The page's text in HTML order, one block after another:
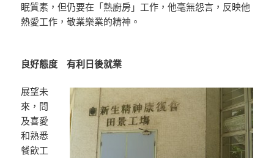
眠質素，但仍要在「熱廚房」工作，他毫無怨言，反映他
熱愛工作，敬業樂業的精神。
良好態度 有利日後就業
展望未
來，問
及喜愛
和熟悉
餐飲工